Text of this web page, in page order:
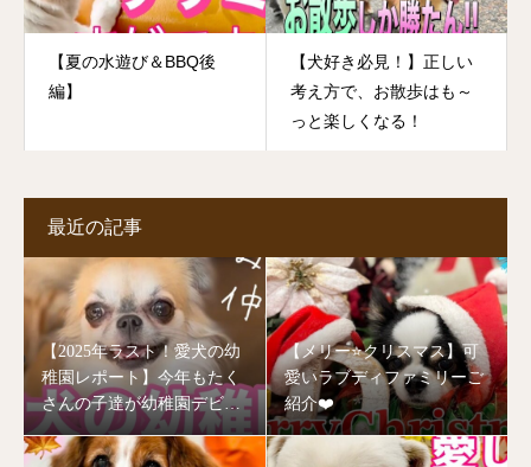
【夏の水遊び＆BBQ後
編】
【犬好き必見！】正しい
考え方で、お散歩はも～
っと楽しくなる！
最近の記事
【2025年ラスト！愛犬の幼
稚園レポート】今年もたく
さんの子達が幼稚園デビュ
ーしました🥰
【メリー⭐️クリスマス】可
愛いラブディファミリーご
紹介❤️